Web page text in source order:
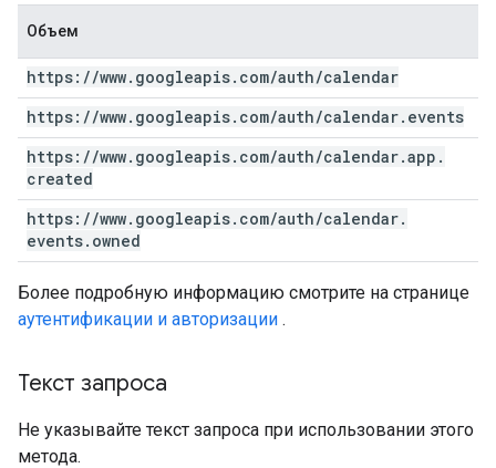
Объем
https: //www. googleapis. com/auth/calendar
https: //www. googleapis. com/auth/calendar. events
https: //www. googleapis. com/auth/calendar.app .
created
https: //www. googleapis. com/auth/calendar.
events. owned
Более подробную информацию смотрите на странице
аутентификации и авторизации .
Текст запроса
Не указывайте текст запроса при использовании этого
метода.